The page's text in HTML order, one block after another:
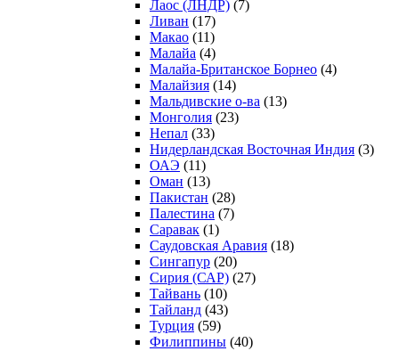
Лаос (ЛНДР) (7)
Ливан (17)
Макао (11)
Малайа (4)
Малайа-Британское Борнео (4)
Малайзия (14)
Мальдивские о-ва (13)
Монголия (23)
Непал (33)
Нидерландская Восточная Индия (3)
ОАЭ (11)
Оман (13)
Пакистан (28)
Палестина (7)
Саравак (1)
Саудовская Аравия (18)
Сингапур (20)
Сирия (САР) (27)
Тайвань (10)
Тайланд (43)
Турция (59)
Филиппины (40)